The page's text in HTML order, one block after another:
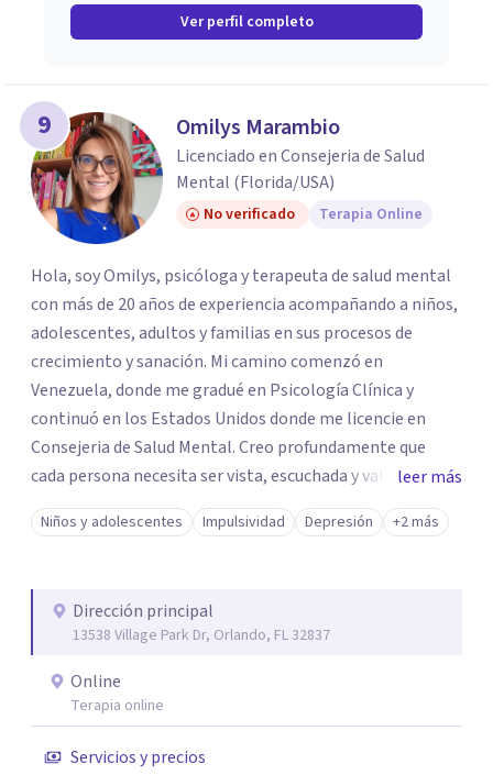
Ver perfil completo
9 Omilys Marambio
Licenciado en Consejeria de Salud
Mental (Florida/USA)
No verificado Terapia Online
Hola, soy Omilys, psicóloga y terapeuta de salud mental
con más de 20 años de experiencia acompañando a niños,
adolescentes, adultos y familias en sus procesos de
crecimiento y sanación. Mi camino comenzó en
Venezuela, donde me gradué en Psicología Clínica y
continuó en los Estados Unidos donde me licencie en
Consejeria de Salud Mental. Creo profundamente que
cada persona necesita ser vista, escuchada y validada. En
mi trabajo, no solo me enfoco en los síntomas, sino en la
historia, el contexto y las fortalezas que ya existen
mejor con sus hijos, a adultos que buscan comprender su
ansiedad o depresión, y a personas que están en proceso
de recuperación o transformación personal. Mi enfoque
es compasivo, basado en evidencia y centrado en el
respeto. Trabajo creando un espacio seguro —Tu Espacio
— donde puedas explorar tu experiencia sin juicio,
desarrollar herramientas prácticas y recuperar tu poder
leer más
Niños y adolescentes Impulsividad Depresión +2 más
Dirección principal
13538 Village Park Dr, Orlando, FL 32837
Online
Terapia online
Servicios y precios